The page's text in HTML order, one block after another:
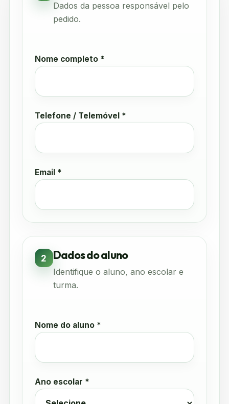
Dados da pessoa responsável pelo
pedido.
Nome completo *
Telefone / Telemóvel *
Email *
2 Dados do aluno
Identifique o aluno, ano escolar e
turma.
Nome do aluno *
Ano escolar *